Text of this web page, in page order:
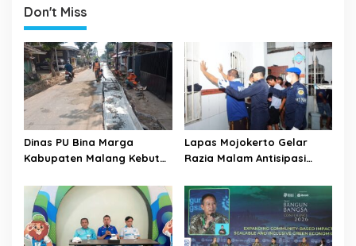
v
i
g
a
t
i
o
n
Don't Miss
Dinas PU Bina Marga
Kabupaten Malang Kebut
Wijaya Kepanjen
Lapas Mojokerto Gelar
Razia Malam Antisipasi